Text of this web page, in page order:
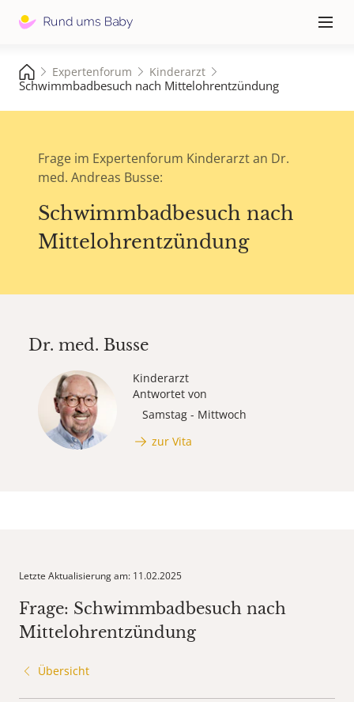
≡
Expertenforum Kinderarzt
Schwimmbadbesuch nach Mittelohrentzündung
Frage im Expertenforum Kinderarzt an Dr.
med. Andreas Busse:
Schwimmbadbesuch nach
Mittelohrentzündung
Dr. med. Busse
Kinderarzt
Antwortet von
Samstag - Mittwoch
zur Vita
Letzte Aktualisierung am: 11.02.2025
Frage: Schwimmbadbesuch nach
Mittelohrentzündung
Übersicht